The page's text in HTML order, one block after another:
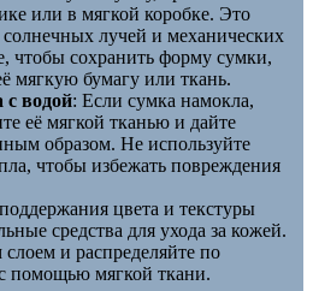
или в мягкой коробке. Это
лучей и механических
чтобы сохранить форму сумки,
мягкую бумагу или ткань.
с водой: Если сумка намокла,
её мягкой тканью и дайте
образом. Не используйте
чтобы избежать повреждения
цвета и текстуры
средства для ухода за кожей.
и распределяйте по
помощью мягкой ткани.